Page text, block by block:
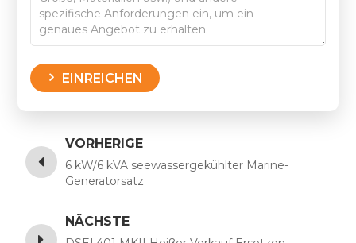
EINREICHEN
VORHERIGE
6 kW/6 kVA seewassergekühlter Marine-
Generatorsatz
NÄCHSTE